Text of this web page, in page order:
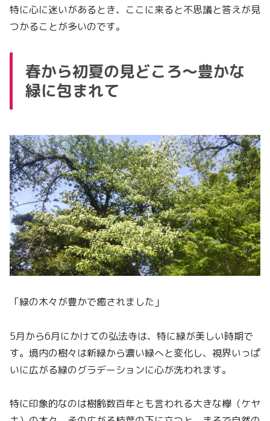
特に心に迷いがあるとき、ここに来ると不思議と答えが見
つかることが多いのです。
春から初夏の見どころ〜豊かな
緑に包まれて
「緑の木々が豊かで癒されました」
5月から6月にかけての弘法寺は、特に緑が美しい時期で
す。境内の樹々は新緑から濃い緑へと変化し、視界いっぱ
いに広がる緑のグラデーションに心が洗われます。
特に印象的なのは樹齢数百年とも言われる大きな欅（ケヤ